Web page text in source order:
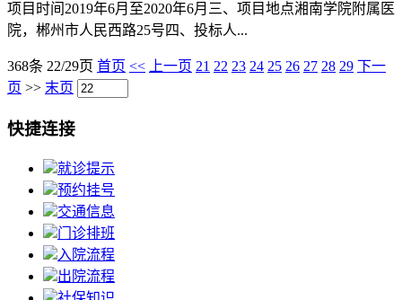
项目时间2019年6月至2020年6月三、项目地点湘南学院附属医
院，郴州市人民西路25号四、投标人...
368条 22/29页 首页 << 上一页 21 22 23 24 25 26 27 28 29
下一
页 >> 末页
快捷连接
就诊提示
预约挂号
交通信息
门诊排班
入院流程
出院流程